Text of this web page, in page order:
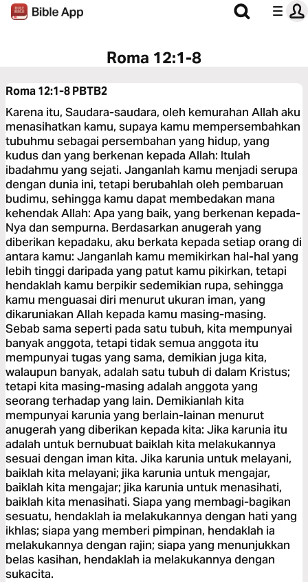
Roma 12:1-8
Roma 12:1-8PBTB2
Karena itu, Saudara-saudara, oleh kemurahan Allah aku
menasihatkan kamu, supaya kamu mempersembahkan
tubuhmu sebagai persembahan yang hidup, yang
kudus dan yang berkenan kepada Allah: Itulah
ibadahmu yang sejati. Janganlah kamu menjadi serupa
dengan dunia ini, tetapi berubahlah oleh pembaruan
budimu, sehingga kamu dapat membedakan mana
kehendak Allah: Apa yang baik, yang berkenan kepada-
Nya dan sempurna. Berdasarkan anugerah yang
diberikan kepadaku, aku berkata kepada setiap orang di
antara kamu: Janganlah kamu memikirkan hal-hal yang
lebih tinggi daripada yang patut kamu pikirkan, tetapi
hendaklah kamu berpikir sedemikian rupa, sehingga
kamu menguasai diri menurut ukuran iman, yang
dikaruniakan Allah kepada kamu masing-masing.
Sebab sama seperti pada satu tubuh, kita mempunyai
banyak anggota, tetapi tidak semua anggota itu
mempunyai tugas yang sama, demikian juga kita,
walaupun banyak, adalah satu tubuh di dalam Kristus;
tetapi kita masing-masing adalah anggota yang
seorang terhadap yang lain. Demikianlah kita
mempunyai karunia yang berlain-lainan menurut
anugerah yang diberikan kepada kita: Jika karunia itu
adalah untuk bernubuat baiklah kita melakukannya
sesuai dengan iman kita. Jika karunia untuk melayani,
baiklah kita melayani; jika karunia untuk mengajar,
baiklah kita mengajar; jika karunia untuk menasihati,
baiklah kita menasihati. Siapa yang membagi-bagikan
sesuatu, hendaklah ia melakukannya dengan hati yang
ikhlas; siapa yang memberi pimpinan, hendaklah ia
melakukannya dengan rajin; siapa yang menunjukkan
belas kasihan, hendaklah ia melakukannya dengan
sukacita.